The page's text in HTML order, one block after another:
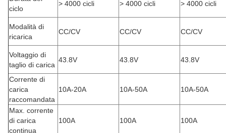
ciclo
> 4000 cicli > 4000 cicli > 4000 cicli
Modalità di
ricarica
CC/CV CC/CV CC/CV
Voltaggio di
taglio di carica
43.8V 43.8V 43.8V
Corrente di
carica
raccomandata
10A-20A 10A-50A 10A-50A
Max. corrente
di carica
continua
100A 100A 100A